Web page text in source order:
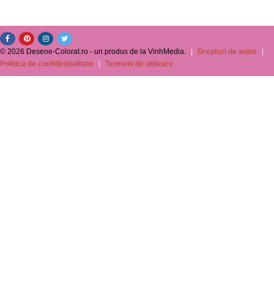
© 2026 Desene-Colorat.ro - un produs de la VinhMedia. Drepturi de autor
Politica de confidențialitate
Termeni de utilizare